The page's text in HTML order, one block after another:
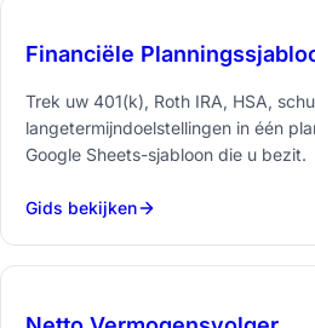
Financiële
Trek uw 401(k), Roth IRA, HSA,
langetermijndoelstellingen in één
Google Sheets-sjabloon die u bezit.
Gids bekijken